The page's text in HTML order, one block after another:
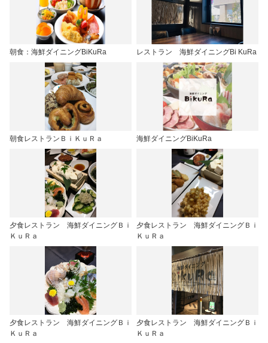
朝食：海鮮ダイニングBiKuRa レストラン 海鮮ダイニングBi KuRa
朝食レストランＢｉＫｕＲａ 海鮮ダイニングBiKuRa
夕食レストラン 海鮮ダイニングＢｉ
ＫｕＲａ
夕食レストラン 海鮮ダイニングＢｉ
ＫｕＲａ
夕食レストラン 海鮮ダイニングＢｉ
ＫｕＲａ
夕食レストラン 海鮮ダイニングＢｉ
ＫｕＲａ